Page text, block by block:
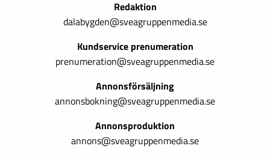
Redaktion
dalabygden@sveagruppenmedia.se
Kundservice prenumeration
prenumeration@sveagruppenmedia.se
Annonsförsäljning
annonsbokning@sveagruppenmedia.se
Annonsproduktion
annons@sveagruppenmedia.se